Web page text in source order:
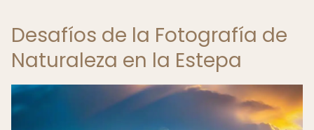
Desafíos de la Fotografía de
Naturaleza en la Estepa